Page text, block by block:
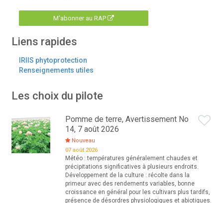
M'abonner au RAP
Liens rapides
IRIIS phytoprotection
Renseignements utiles
Les choix du pilote
Pomme de terre, Avertissement No
14, 7 août 2026
Nouveau
07 août 2026
Météo : températures généralement chaudes et
précipitations significatives à plusieurs endroits.
Développement de la culture : récolte dans la
primeur avec des rendements variables, bonne
croissance en général pour les cultivars plus tardifs,
présence de désordres physiologiques et abiotiques.